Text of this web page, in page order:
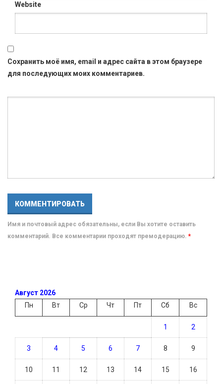
Website
Сохранить моё имя, email и адрес сайта в этом браузере
для последующих моих комментариев.
Имя и почтовый адрес обязательны, если Вы хотите оставить
комментарий. Все комментарии проходят премодерацию. *
Август 2026
Пн
Вт Ср Чт Пт Сб Вс
1 2
3 4 5 6 7 8 9
10 11 12 13 14 15 16